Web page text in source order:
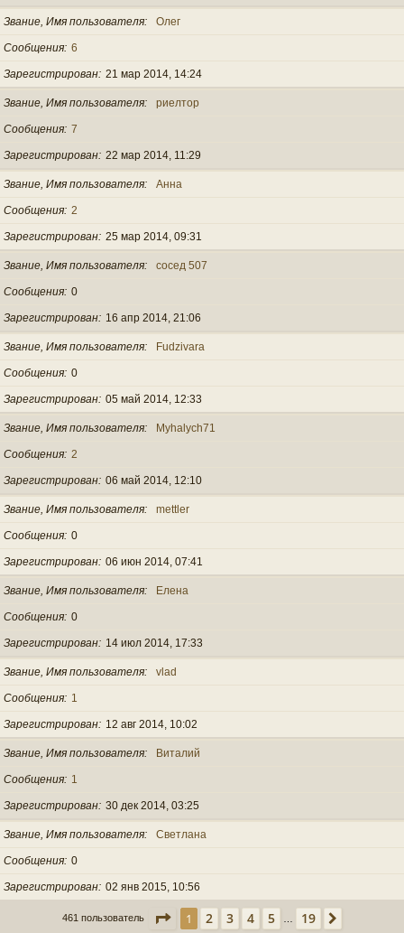
Звание, Имя пользователя Олег
Сообщения 6
Зарегистрирован 21 мар 2014, 14:24
Звание, Имя пользователя риелтор
Сообщения 7
Зарегистрирован 22 мар 2014, 11:29
Звание, Имя пользователя Анна
Сообщения 2
Зарегистрирован 25 мар 2014, 09:31
Звание, Имя пользователя сосед 507
Сообщения 0
Зарегистрирован 16 апр 2014, 21:06
Звание, Имя пользователя Fudzivara
Сообщения 0
Зарегистрирован 05 май 2014, 12:33
Звание, Имя пользователя Myhalych71
Сообщения 2
Зарегистрирован 06 май 2014, 12:10
Звание, Имя пользователя mettler
Сообщения 0
Зарегистрирован 06 июн 2014, 07:41
Звание, Имя пользователя Елена
Сообщения 0
Зарегистрирован 14 июл 2014, 17:33
Звание, Имя пользователя vlad
Сообщения 1
Зарегистрирован 12 авг 2014, 10:02
Звание, Имя пользователя Виталий
Сообщения 1
Зарегистрирован 30 дек 2014, 03:25
Звание, Имя пользователя Светлана
Сообщения 0
Зарегистрирован 02 янв 2015, 10:56
461 пользователь Страница из 19
1 2 3 4 5 19